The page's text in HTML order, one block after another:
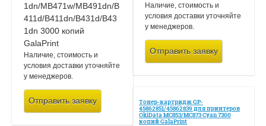
Наличие, стоимость и
условия доставки уточняйте
у менеджеров.
Отправить заявку
Наличие, стоимость и
условия доставки уточняйте
у менеджеров.
Отправить заявку
Тонер-картридж GP-
45862851/45862839 для принтеров
OkiData MC853/MC873 Cyan 7300
копий GalaPrint